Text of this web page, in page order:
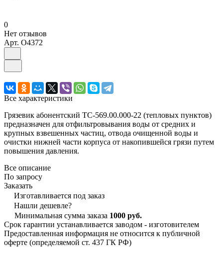
0
Нет отзывов
Арт. O4372
Все характеристики
Грязевик абонентский ТС-569.00.000-22 (тепловых пунктов)
предназначен для отфильтровывания воды от средних и
крупных взвешенных частиц, отвода очищенной воды и
очистки нижней части корпуса от накопившейся грязи путем
повышения давления.
Все описание
По запросу
Заказать
Изготавливается под заказ
Нашли дешевле?
Минимальная сумма заказа 1000 руб.
Срок гарантии устанавливается заводом - изготовителем
Предоставленная информация не относится к публичной
оферте (определяемой ст. 437 ГК РФ)